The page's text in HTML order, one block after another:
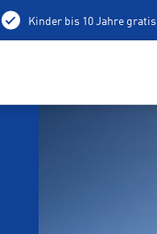
Kinder bis 10 Jahre gratis